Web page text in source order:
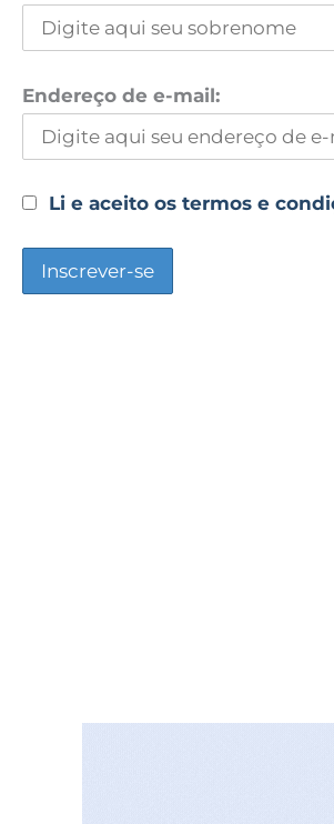
Endereço de e-mail:
Li e aceito os termos e